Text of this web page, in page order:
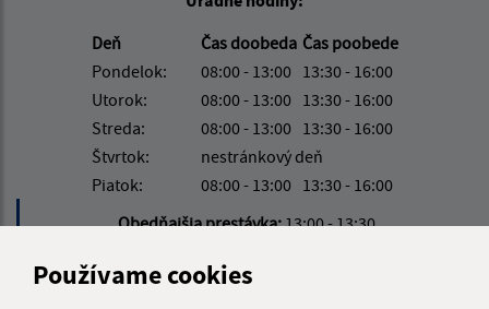
Používame cookies
Deň
Čas doobeda Čas poobede
Pondelok:
08:00 - 13:00 13:30 - 16:00
Utorok:
08:00 - 13:00 13:30 - 16:00
Streda:
08:00 - 13:00 13:30 - 16:00
Štvrtok:
nestránkový deň
Piatok:
08:00 - 13:00 13:30 - 16:00
Obedňajšia prestávka:13:00 - 13:30